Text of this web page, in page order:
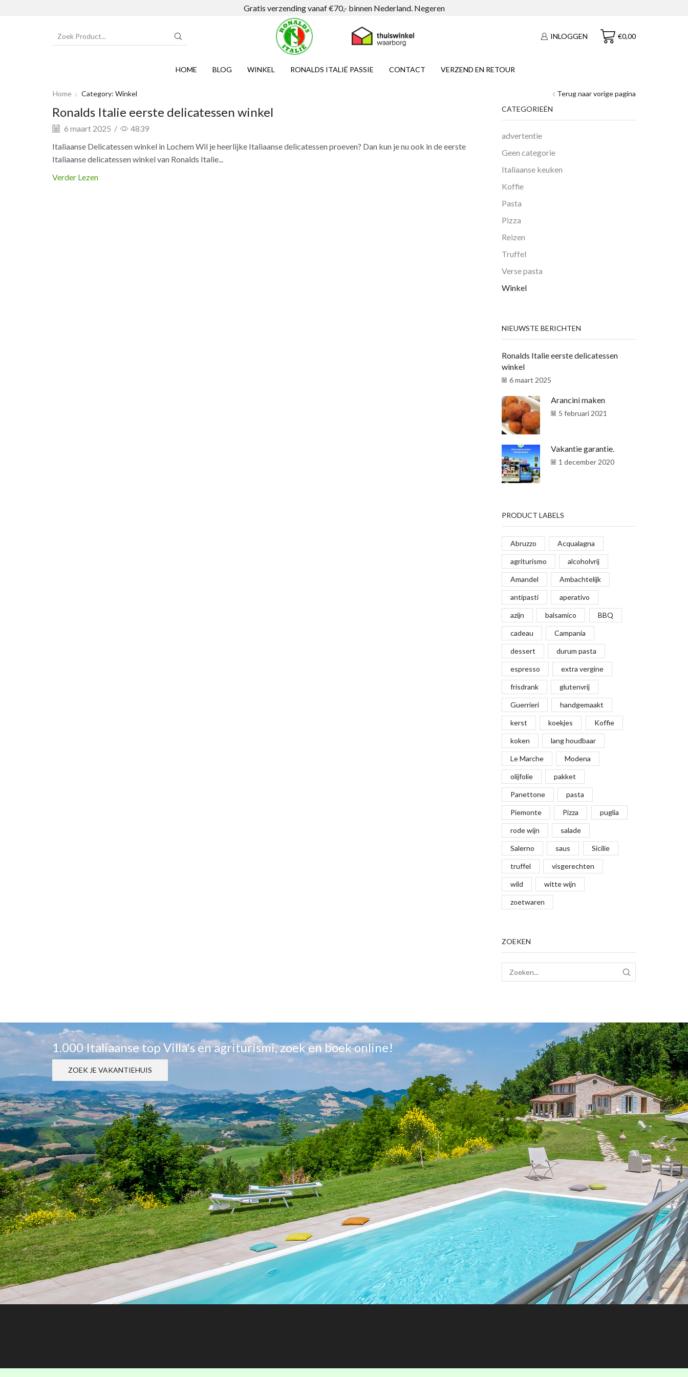
Gratis verzending vanaf €70,- binnen Nederland. Negeren
INLOGGEN €0,00
HOME BLOG WINKEL RONALDS ITALIË PASSIE CONTACT VERZEND EN RETOUR
Terug naar vorige pagina
Home Category: Winkel
Ronalds Italie eerste delicatessen winkel
6 maart 2025 /
4839
Italiaanse Delicatessen winkel in Lochem Wil je heerlijke Italiaanse delicatessen proeven? Dan kun je nu ook in de eerste
Italiaanse delicatessen winkel van Ronalds Italie...
Verder Lezen
CATEGORIEËN
advertentie
Geen categorie
Italiaanse keuken
Koffie
Pasta
Pizza
Reizen
Truffel
Verse pasta
Winkel
NIEUWSTE BERICHTEN
Ronalds Italie eerste delicatessen
winkel
6 maart 2025
Arancini maken
5 februari 2021
Vakantie garantie.
1 december 2020
PRODUCT LABELS
Abruzzo Acqualagna
agriturismo alcoholvrij
Amandel Ambachtelijk
antipasti aperativo
azijn balsamico BBQ
cadeau Campania
dessert durum pasta
espresso extra vergine
frisdrank glutenvrij
Guerrieri handgemaakt
kerst koekjes Koffie
koken lang houdbaar
Le Marche Modena
olijfolie pakket
Panettone pasta
Piemonte Pizza puglia
rode wijn salade
Salerno saus Sicilie
truffel visgerechten
wild witte wijn
zoetwaren
ZOEKEN
ZOEK
1.000 Italiaanse top Villa's en agriturismi, zoek en boek online!
ZOEK JE VAKANTIEHUIS